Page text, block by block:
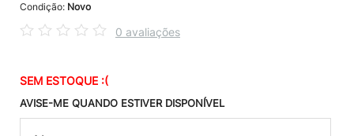
Condição: Novo
0 avaliações
SEM ESTOQUE :(
AVISE-ME QUANDO ESTIVER DISPONÍVEL